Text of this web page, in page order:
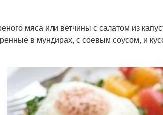
мяса или ветчины с салатом из
в мундирах, с соевым соусом, и